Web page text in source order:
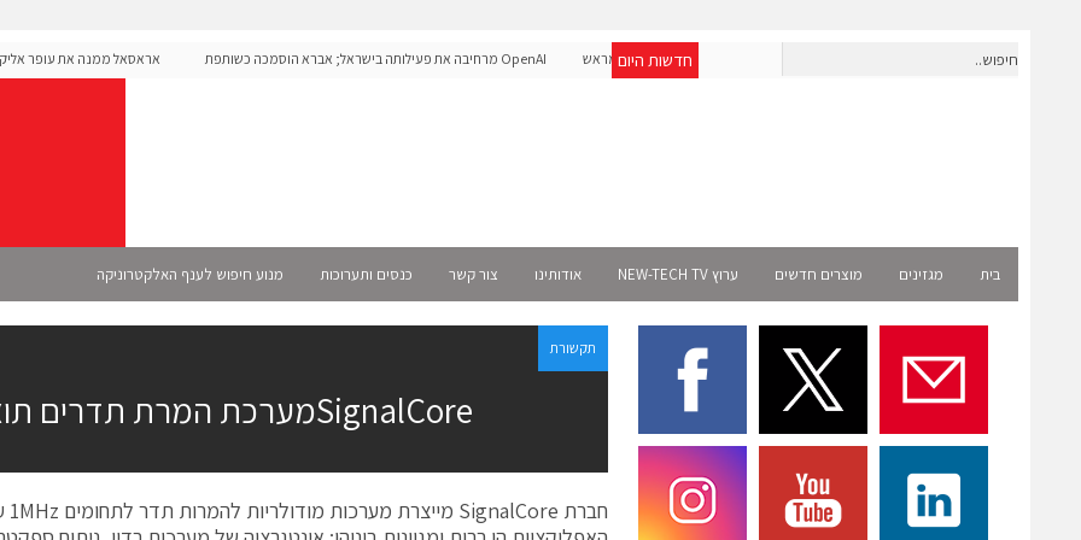
חדשות היום
חברת IAIG גייסה 6 מיליון דולר להקמת חברות תוכנה שנבנו מראש
OpenAI מרחיבה את פעילותה בישראל; אברא הוסמכה כשותפת
אראסאל ממנה את עופר
בית מגזינים מוצרים חדשים ערוץ NEW-TECH TV אודותינו צור קשר כנסים ותערוכות מנוע חיפוש לענף האלקטרוניקה
תקשורת
SignalCoreמערכת המרת תדרים תוצרת